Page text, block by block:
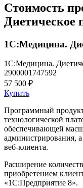
Стоимость
Диетическое
1С:Медицина.
1С:Медицина.
2900001747592
57 500 ₽
Купить
Программный
технологической
обеспечивающей
администрирования,
веб-клиента.
Расширение
приобретением
«1С:Предприятие 8».